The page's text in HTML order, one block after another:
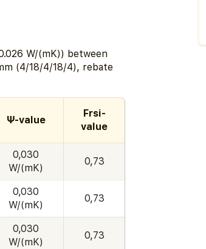
W/(mK)) between
(4/18/4/18/4), rebate
Ψ-value
Frsi-
value
0,030
W/(mK)
0,73
0,030
W/(mK)
0,73
0,030
W/(mK)
0,73